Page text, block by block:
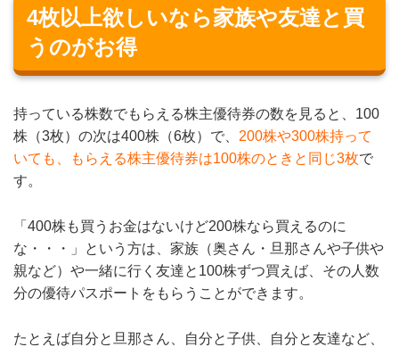
4枚以上欲しいなら家族や友達と買
うのがお得
持っている株数でもらえる株主優待券の数を見ると、100
株（3枚）の次は400株（6枚）で、 200株や300株持って
いても、もらえる株主優待券は100株のときと同じ3枚で
す。
「400株も買うお金はないけど200株なら買えるのに
な・・・」という方は、家族（奥さん・旦那さんや子供や
親など）や一緒に行く友達と100株ずつ買えば、その人数
分の優待パスポートをもらうことができます。
たとえば自分と旦那さん、自分と子供、自分と友達など、